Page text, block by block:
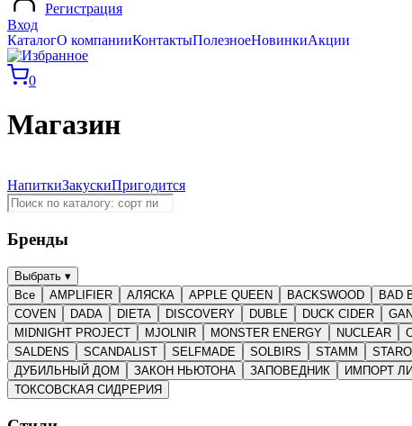
Вход
Регистрация
КаталогО компанииКонтактыПолезноеНовинкиАкции
0
Магазин
Поиск
НапиткиЗакускиПригодится
Бренды
Выбрать ▾
Все
AMPLIFIER AЛЯСКА AРРLE QUEEN BACKSWOOD BAD
COVEN
DADA DIETA DISCOVERY DUBLE DUCK CIDER
MIDNIGHT PROJECT
MJOLNIR MONSTER ENERGY NUCLEAR
SALDENS
SCANDALIST SELFMADE SOLBIRS STAMM
ДУБИЛЬНЫЙ ДОМ
ЗАКОН НЬЮТОНА ЗАПОВЕДНИК ИМПОРТ
ТОКСОВСКАЯ СИДРЕРИЯ